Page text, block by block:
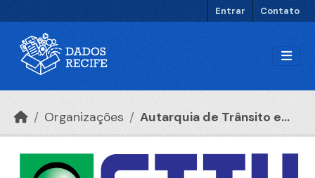
Entrar Contato
Organizações Autarquia de Trânsito e...